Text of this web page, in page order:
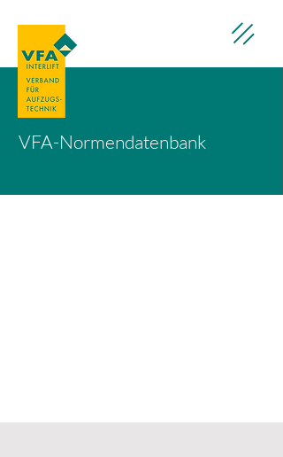
VFA-Normendatenbank